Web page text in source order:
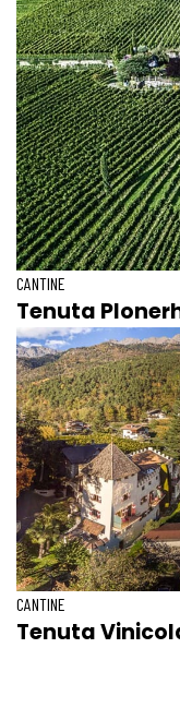
CANTINE
Tenuta
CANTINE
Tenuta